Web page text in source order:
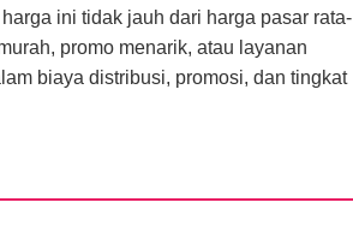
ini tidak jauh dari harga pasar rata-
promo menarik, atau layanan
biaya distribusi, promosi, dan tingkat